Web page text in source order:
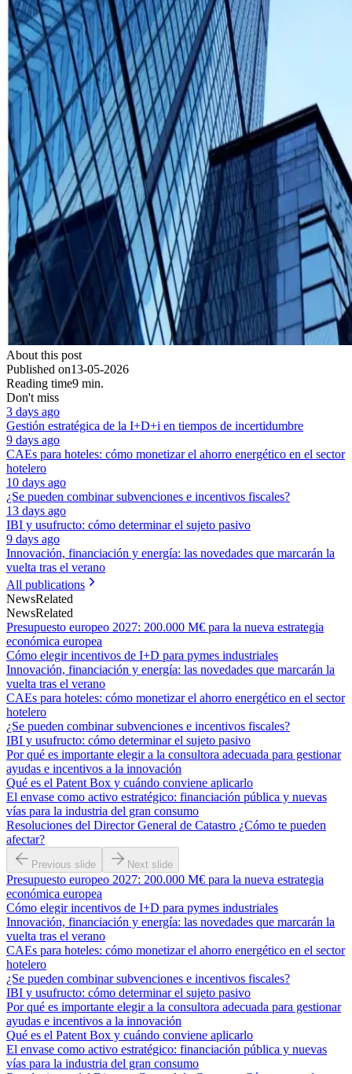
About this post
Published on13-05-2026
Reading time9 min.
Don't miss
3 days ago
Gestión estratégica de la I+D+i en tiempos de incertidumbre
9 days ago
CAEs para hoteles: cómo monetizar el ahorro energético en el sector
hotelero
10 days ago
¿Se pueden combinar subvenciones e incentivos fiscales?
13 days ago
IBI y usufructo: cómo determinar el sujeto pasivo
9 days ago
Innovación, financiación y energía: las novedades que marcarán la
vuelta tras el verano
All publications
NewsRelated
NewsRelated
Presupuesto europeo 2027: 200.000 M€ para la nueva estrategia
económica europea
Cómo elegir incentivos de I+D para pymes industriales
Innovación, financiación y energía: las novedades que marcarán la
vuelta tras el verano
CAEs para hoteles: cómo monetizar el ahorro energético en el sector
hotelero
¿Se pueden combinar subvenciones e incentivos fiscales?
IBI y usufructo: cómo determinar el sujeto pasivo
Por qué es importante elegir a la consultora adecuada para gestionar
ayudas e incentivos a la innovación
Qué es el Patent Box y cuándo conviene aplicarlo
El envase como activo estratégico: financiación pública y nuevas
vías para la industria del gran consumo
Resoluciones del Director General de Catastro ¿Cómo te pueden
afectar?
Previous slide Next slide
Presupuesto europeo 2027: 200.000 M€ para la nueva estrategia
económica europea
Cómo elegir incentivos de I+D para pymes industriales
Innovación, financiación y energía: las novedades que marcarán la
vuelta tras el verano
CAEs para hoteles: cómo monetizar el ahorro energético en el sector
hotelero
¿Se pueden combinar subvenciones e incentivos fiscales?
IBI y usufructo: cómo determinar el sujeto pasivo
Por qué es importante elegir a la consultora adecuada para gestionar
ayudas e incentivos a la innovación
Qué es el Patent Box y cuándo conviene aplicarlo
El envase como activo estratégico: financiación pública y nuevas
vías para la industria del gran consumo